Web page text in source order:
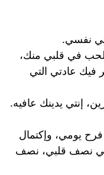
نفسي.
في قلبي منك،
فيك عادتي التي
إنتي يدينك عافيه.
يومي، وإكتمال
نصف قلبي، نصف